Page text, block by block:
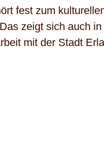
fest zum
zeigt sich auch
mit der Stadt